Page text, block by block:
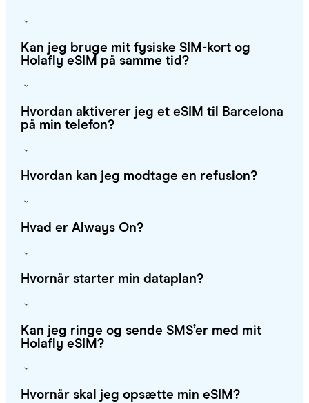
Kan jeg bruge mit fysiske SIM-kort og
Holafly eSIM på samme tid?
Hvordan aktiverer jeg et eSIM til Barcelona
på min telefon?
Hvordan kan jeg modtage en refusion?
Hvad er Always On?
Hvornår starter min dataplan?
Kan jeg ringe og sende SMS’er med mit
Holafly eSIM?
Hvornår skal jeg opsætte min eSIM?